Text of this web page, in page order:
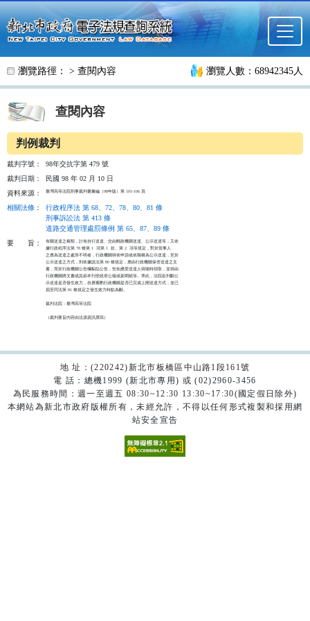
跳至主要內容
瀏覽路徑： > 查閱內容 瀏覽人數：68942345人
查閱內容
判例裁判
裁判字號：
98年交抗字第 479 號
裁判日期：
民國 98 年 02 月 10 日
資料來源：
臺灣高等法院刑事裁判書彙編（98年版）第 101-106 頁
相關法條 ：
行政程序法 第 68、72、78、80、81 條
刑事訴訟法 第 413 條
道路交通管理處罰條例 第 65、87、89 條
要
旨：
有關送達之種類，計有自行送達、交由郵政機關送達、公示送達等，又依
據行政程序法第 78 條第 1  項第 1  款、第 2  項等規定，對於當事人
之應為送達之處所不明者，行政機關得依申請或依職權為公示送達，至於
公示送達之方式，則依據該法第 80 條規定，應由行政機關保管送達之文
書，而於行政機關公告欄黏貼公告，告知應受送達人得隨時領取，並得由
行政機關將文書或其節本刊登政府公報或新聞紙等。準此，法院欲判斷公
示送達是否發生效力，自應審酌行政機關是否已完成上開送達方式，並已
屆至同法第 81 條規定之發生效力時點為斷。
裁判法院：臺灣高等法院
（裁判要旨內容由法源資訊撰寫）
地 址：(220242)新北市板橋區中山路1段161號
電 話：總機1999 (新北市專用) 或 (02)2960-3456
為民服務時間：週一至週五 08:30~12:30 13:30~17:30(國定假日除外)
本網站為新北市政府版權所有，未經允許，不得以任何形式複製和採用網
站安全宣告